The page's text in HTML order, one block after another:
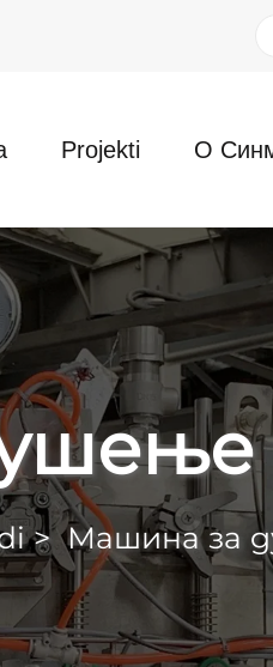
Projekti О
>Машина за